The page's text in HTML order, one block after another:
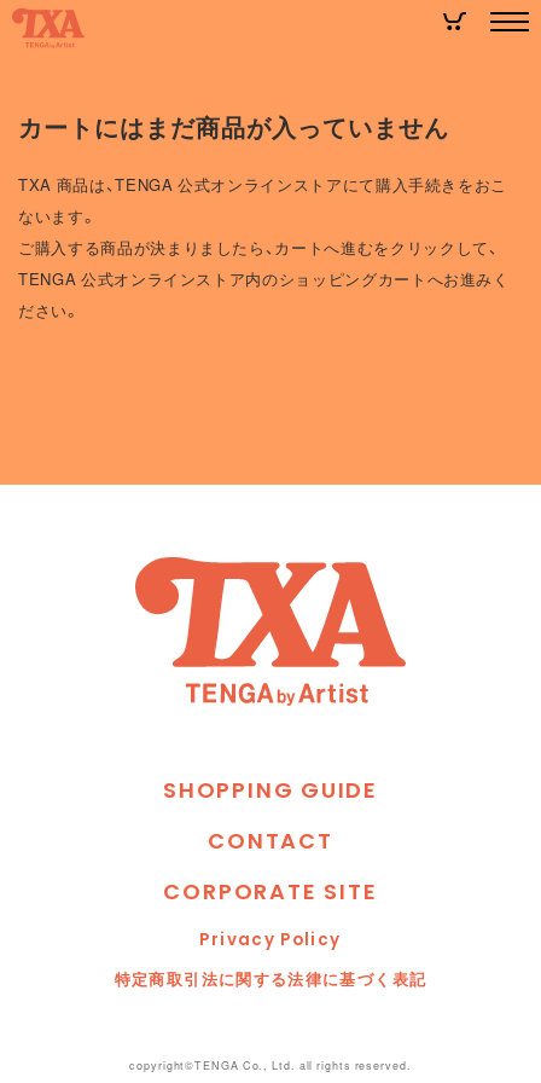
カートにはまだ商品が入っていません
TXA 商品は、TENGA 公式オンラインストアにて購入手続きをおこ
ないます。
ご購入する商品が決まりましたら、カートへ進むをクリックして、
TENGA 公式オンラインストア内のショッピングカートへお進みく
ださい。
SHOPPING GUIDE
CONTACT
CORPORATE SITE
Privacy Poli cy
特定商取引 法に関する法律に基づく 表記
copyright©TENGA Co., Ltd. all rights reserved.